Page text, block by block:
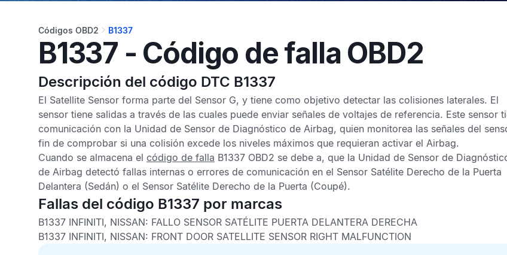
Códigos OBD2 B1337
B1337 - Código de falla OBD2
Descripción del código DTC B1337
El Satellite Sensor forma parte del Sensor G, y tiene como objetivo detectar las colisiones laterales. El
sensor tiene salidas a través de las cuales puede enviar señales de voltajes de referencia. Este sensor
comunicación con la Unidad de Sensor de Diagnóstico de Airbag, quien monitorea las señales del
fin de comprobar si una colisión excede los niveles máximos que requieran activar el Airbag.
Cuando se almacena el código de falla B1337 OBD2 se debe a, que la Unidad de Sensor de
de Airbag detectó fallas internas o errores de comunicación en el Sensor Satélite Derecho de la Puerta
Delantera (Sedán) o el Sensor Satélite Derecho de la Puerta (Coupé).
Fallas del código B1337 por marcas
B1337 INFINITI, NISSAN: FALLO SENSOR SATÉLITE PUERTA DELANTERA DERECHA
B1337 INFINITI, NISSAN: FRONT DOOR SATELLITE SENSOR RIGHT MALFUNCTION